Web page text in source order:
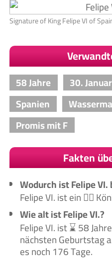
Signature of King Felipe VI of
58 Jahre 30. Januar
Spanien
Promis mit F
Fakten
Wodurch ist Felipe
Felipe VI. ist ein 🙋‍♂️
Wie alt ist Felipe VI.?
Felipe VI. ist ⌛ 58
nächsten Geburtstag
es noch 176 Tage.